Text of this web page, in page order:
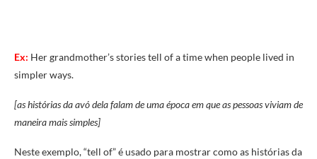
Ex: Her grandmother’s stories tell of a time when people lived in
simpler ways.
[as histórias da avó dela falam de uma época em que as pessoas viviam de
maneira mais simples]
Neste exemplo, “tell of” é usado para mostrar como as histórias da